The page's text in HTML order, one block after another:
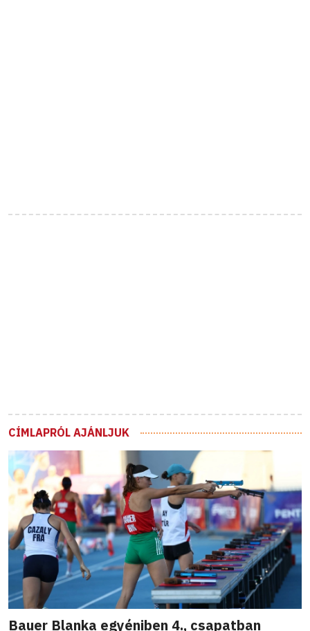
CÍMLAPRÓL AJÁNLJUK
Bauer Blanka egyéniben 4., csapatban